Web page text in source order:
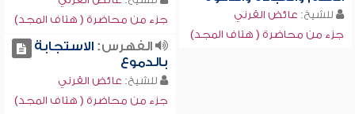
للشيخ: عائض القرني
جزء من محاضرة ( هتاف المجد)
جزء من محاضرة ( هتاف المجد)
الفهرس:الاستجابة
بالدموع
للشيخ: عائض القرني
جزء من محاضرة ( هتاف المجد)